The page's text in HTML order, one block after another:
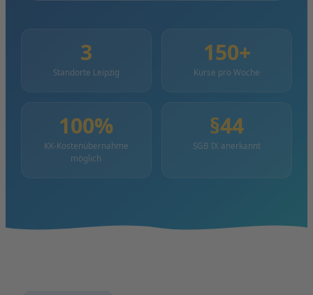
3
Standorte Leipzig
150+
Kurse pro Woche
100%
KK-Kostenübernahme
möglich
§44
SGB IX anerkannt